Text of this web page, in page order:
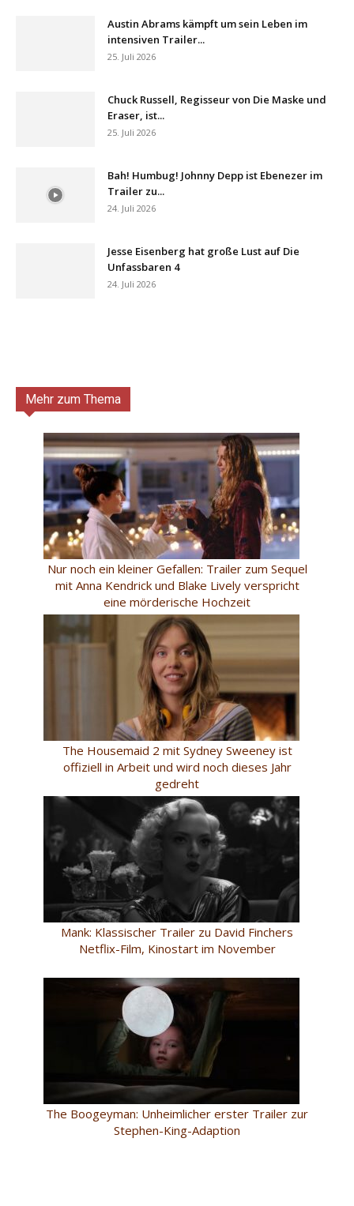
Austin Abrams kämpft um sein Leben im
intensiven Trailer...
25. Juli 2026
Chuck Russell, Regisseur von Die Maske und
Eraser, ist...
25. Juli 2026
Bah! Humbug! Johnny Depp ist Ebenezer im
Trailer zu...
24. Juli 2026
Jesse Eisenberg hat große Lust auf Die
Unfassbaren 4
24. Juli 2026
Mehr zum Thema
Nur noch ein kleiner Gefallen: Trailer zum Sequel
mit Anna Kendrick und Blake Lively verspricht
eine mörderische Hochzeit
The Housemaid 2 mit Sydney Sweeney ist
offiziell in Arbeit und wird noch dieses Jahr
gedreht
Mank: Klassischer Trailer zu David Finchers
Netflix-Film, Kinostart im November
The Boogeyman: Unheimlicher erster Trailer zur
Stephen-King-Adaption